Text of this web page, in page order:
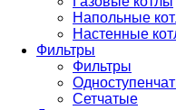
Напольные
Настенные
Фильтры
Фильтры
Сетчатые